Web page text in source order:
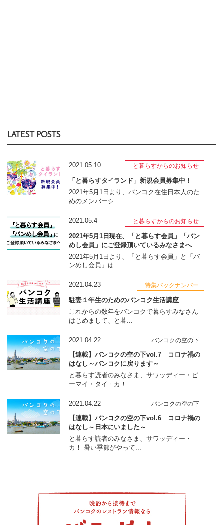
LATEST POSTS
2021.05.10 と暮らすからのお知らせ
「と暮らすタイランド」新規会員募集中！
2021年5月1日より、バンコク在住日本人のた
めのメンバーシ...
2021.05.4 と暮らすからのお知らせ
2021年5月1日現在、「と暮らす会員」「バン
めし会員」にご登録頂いているみなさまへ
2021年5月1日より、「と暮らす会員」と「バ
ンめし会員」は...
2021.04.23 特集バックナンバー
駐妻１年生のためのバンコク生活講座
これからの数年をバンコクで暮らすみなさん
はじめまして、と暮...
2021.04.22 バンコクの空の下
【連載】バンコクの空の下vol.7 コロナ禍の
はなし～バンコクに戻ります～
と暮らす読者のみなさま、サワッディー・ピ
ーマイ・タイ・カ！ ...
2021.04.22 バンコクの空の下
【連載】バンコクの空の下vol.6 コロナ禍の
はなし～日本にいました～
と暮らす読者のみなさま、サワッディー・
カ！ 暑い季節がやって...